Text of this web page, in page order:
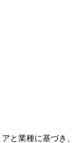
と業種に基づき、